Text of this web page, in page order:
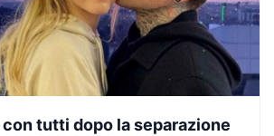
con tutti dopo la separazione